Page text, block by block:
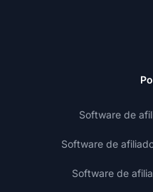
Software de
Software de
Software de